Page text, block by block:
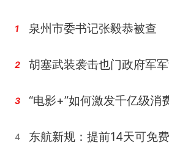
1 泉州市委书记张毅恭被查
2 胡塞武装袭击也门政府军
3
4